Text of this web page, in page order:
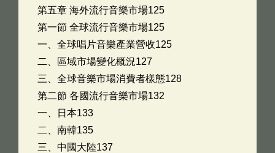
第五章 海外流行音樂市場125
第一節 全球流行音樂市場125
一、全球唱片音樂產業營收125
二、區域市場變化概況127
三、全球音樂市場消費者樣態128
第二節 各國流行音樂市場132
一、日本133
二、南韓135
三、中國大陸137